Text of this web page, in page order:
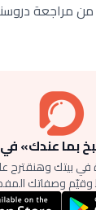
من مراجعة
بما عندك»
بيتك وهنقترح
وصفاتك